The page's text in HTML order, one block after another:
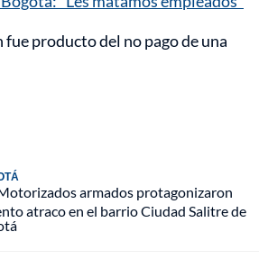
fue producto del no pago de una
armados protagonizaron
atraco en el barrio Ciudad Salitre de